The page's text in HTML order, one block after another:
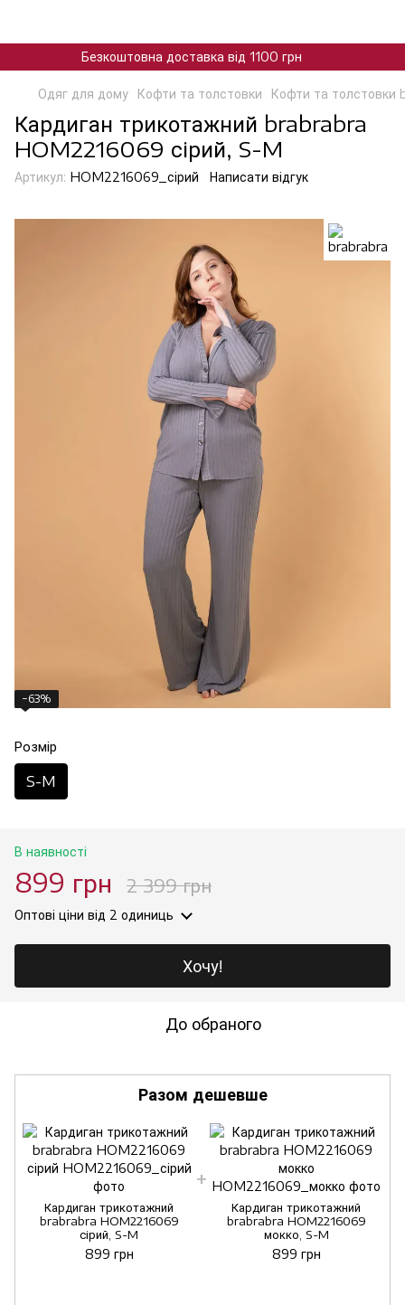
Безкоштовна доставка від 1100 грн
Одяг для дому Кофти та толстовки Кофти та толстовки
Кардиган трикотажний brabrabra
HOM2216069 сірий, S-M
Артикул: HOM2216069_сірий Написати відгук
−63%
Розмір
S-M
В наявності
899 грн 2 399 грн
Оптові ціни від 2 одиниць
Хочу!
До обраного
Разом дешевше
Кардиган трикотажний
brabrabra HOM2216069
сірий, S-M
899 грн
Кардиган трикотажний
brabrabra HOM2216069
мокко, S-M
899 грн